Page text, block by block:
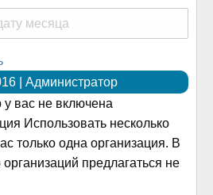
| Администратор
вас не включена
Использовать несколько
только одна организация. В
предлагаться не